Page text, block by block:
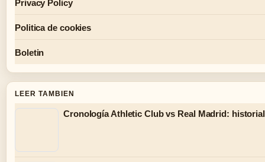
Privacy Policy
Politica de cookies
Boletin
LEER TAMBIEN
Cronología Athletic Club vs Real Madrid: